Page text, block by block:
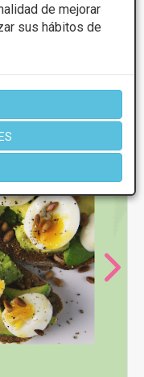
de mejorar
sus hábitos de